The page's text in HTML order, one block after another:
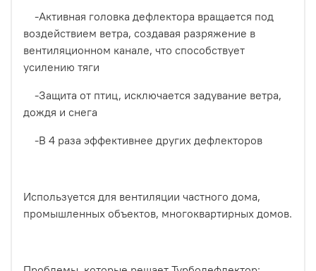
-Активная головка дефлектора вращается под
воздействием ветра, создавая разряжение в
вентиляционном канале, что способствует
усилению тяги
-Защита от птиц, исключается задувание ветра,
дождя и снега
-В 4 раза эффективнее других дефлекторов
Используется для вентиляции частного дома,
промышленных объектов, многоквартирных домов.